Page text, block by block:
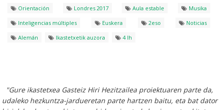
Orientación
Londres 2017 Aula estable
Musika
Inteligencias múltiples
Euskera 2eso
Noticias
Alemán
Ikastetxetik auzora 4 lh
"Gure ikastetxea Gasteiz Hiri Hezitzailea proiektuaren parte da,
udaleko hezkuntza-jardueretan parte hartzen baitu, eta bat dator